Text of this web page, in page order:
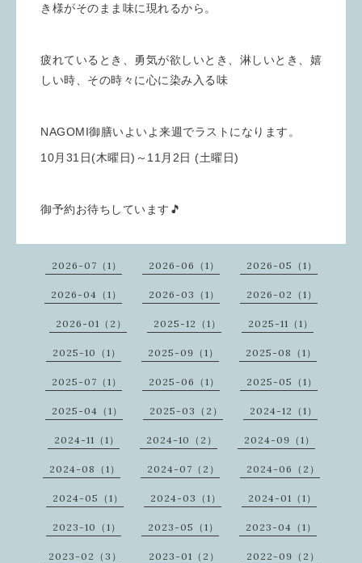
き様がそのまま味に現れるから。
疲れているとき、勇気が欲しいとき、淋しいとき、嬉
しい時、その時々に心に染み入る味
NAGOMI御膳いよいよ来週でラストになります。
10月31日(木曜日)～11月2日 (土曜日)
御予約お待ちしています🎵
2026-07（1） 2026-06（1） 2026-05（1）
2026-04（1） 2026-03（1） 2026-02（1）
2026-01（2） 2025-12（1） 2025-11（1）
2025-10（1） 2025-09（1） 2025-08（1）
2025-07（1） 2025-06（1） 2025-05（1）
2025-04（1） 2025-03（2） 2024-12（1）
2024-11（1） 2024-10（2） 2024-09（1）
2024-08（1） 2024-07（2） 2024-06（2）
2024-05（1） 2024-03（1） 2024-01（1）
2023-10（1） 2023-05（1） 2023-04（1）
2023-02（3） 2023-01（2） 2022-09（2）